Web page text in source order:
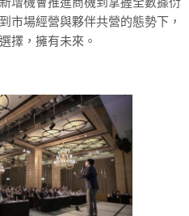
增機會推進商機到掌握全數據衍
市場經營與夥伴共營的態勢下，
擇，擁有未來。